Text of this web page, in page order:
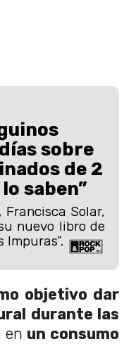
sobre
de 2
saben”
Francisca Solar,
nuevo libro de
Impuras”.
objetivo dar
durante las
en un consumo